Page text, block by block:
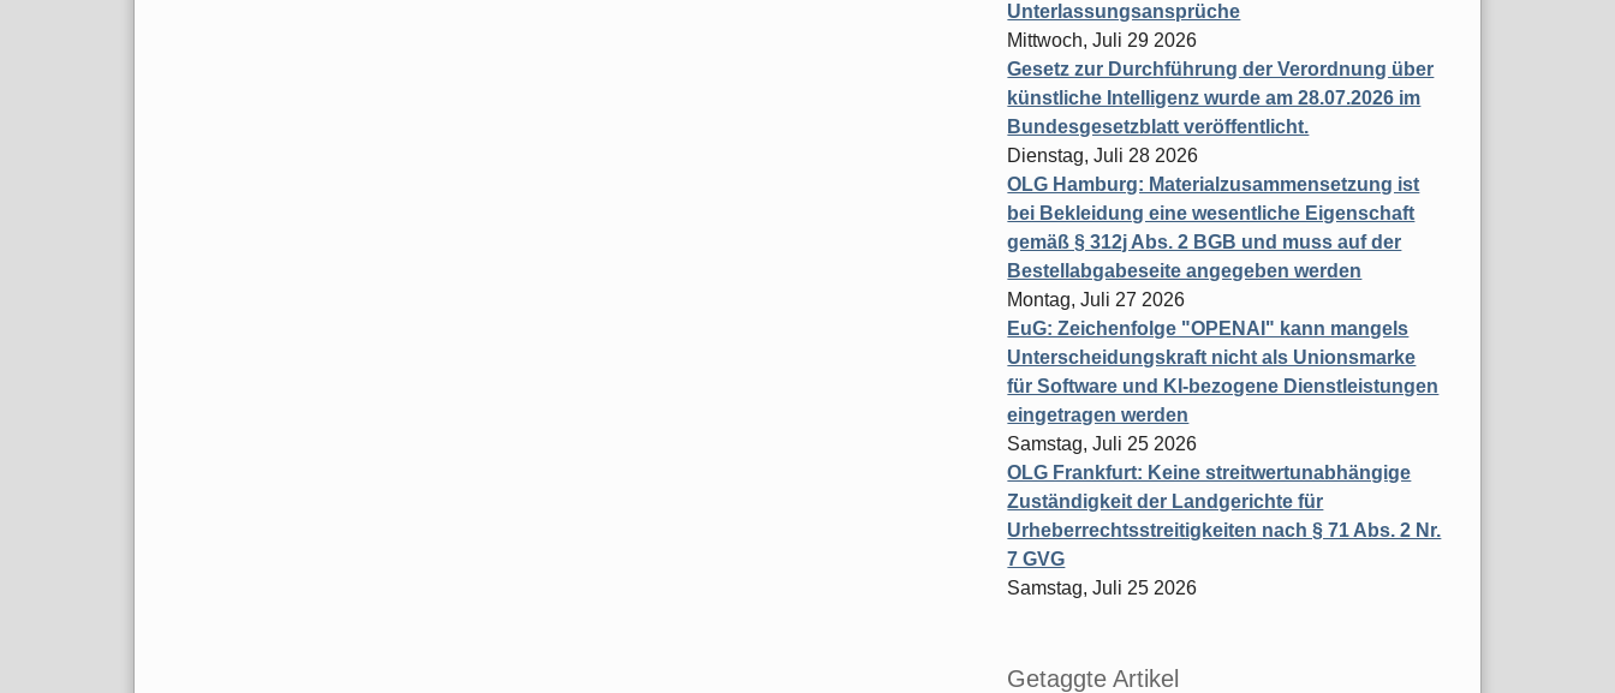
Unterlassungsansprüche
Mittwoch, Juli 29 2026
Gesetz zur Durchführung der Verordnung über
künstliche Intelligenz wurde am 28.07.2026 im
Bundesgesetzblatt veröffentlicht.
Dienstag, Juli 28 2026
OLG Hamburg: Materialzusammensetzung ist
bei Bekleidung eine wesentliche Eigenschaft
gemäß § 312j Abs. 2 BGB und muss auf der
Bestellabgabeseite angegeben werden
Montag, Juli 27 2026
EuG: Zeichenfolge "OPENAI" kann mangels
Unterscheidungskraft nicht als Unionsmarke
für Software und KI-bezogene Dienstleistungen
eingetragen werden
Samstag, Juli 25 2026
OLG Frankfurt: Keine streitwertunabhängige
Zuständigkeit der Landgerichte für
Urheberrechtsstreitigkeiten nach § 71 Abs. 2 Nr.
7 GVG
Samstag, Juli 25 2026
Getaggte Artikel